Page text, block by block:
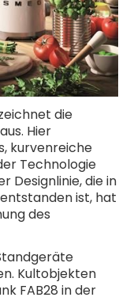
die
Hier
kurvenreiche
Technologie
Designlinie, die in
ist, hat
des
Kultobjekten
FAB28 in der